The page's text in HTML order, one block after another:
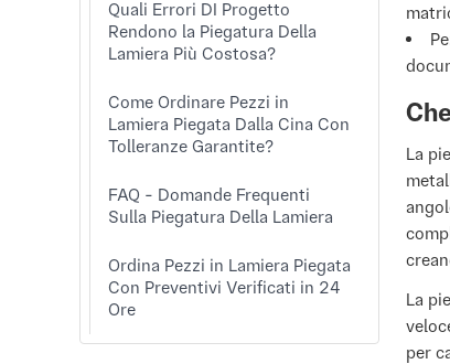
Quali Errori DI Progetto
Rendono la Piegatura Della
Lamiera Più Costosa?
Come Ordinare Pezzi in
Lamiera Piegata Dalla Cina Con
Tolleranze Garantite?
FAQ - Domande Frequenti
Sulla Piegatura Della Lamiera
Ordina Pezzi in Lamiera Piegata
Con Preventivi Verificati in 24
Ore
La
La
per